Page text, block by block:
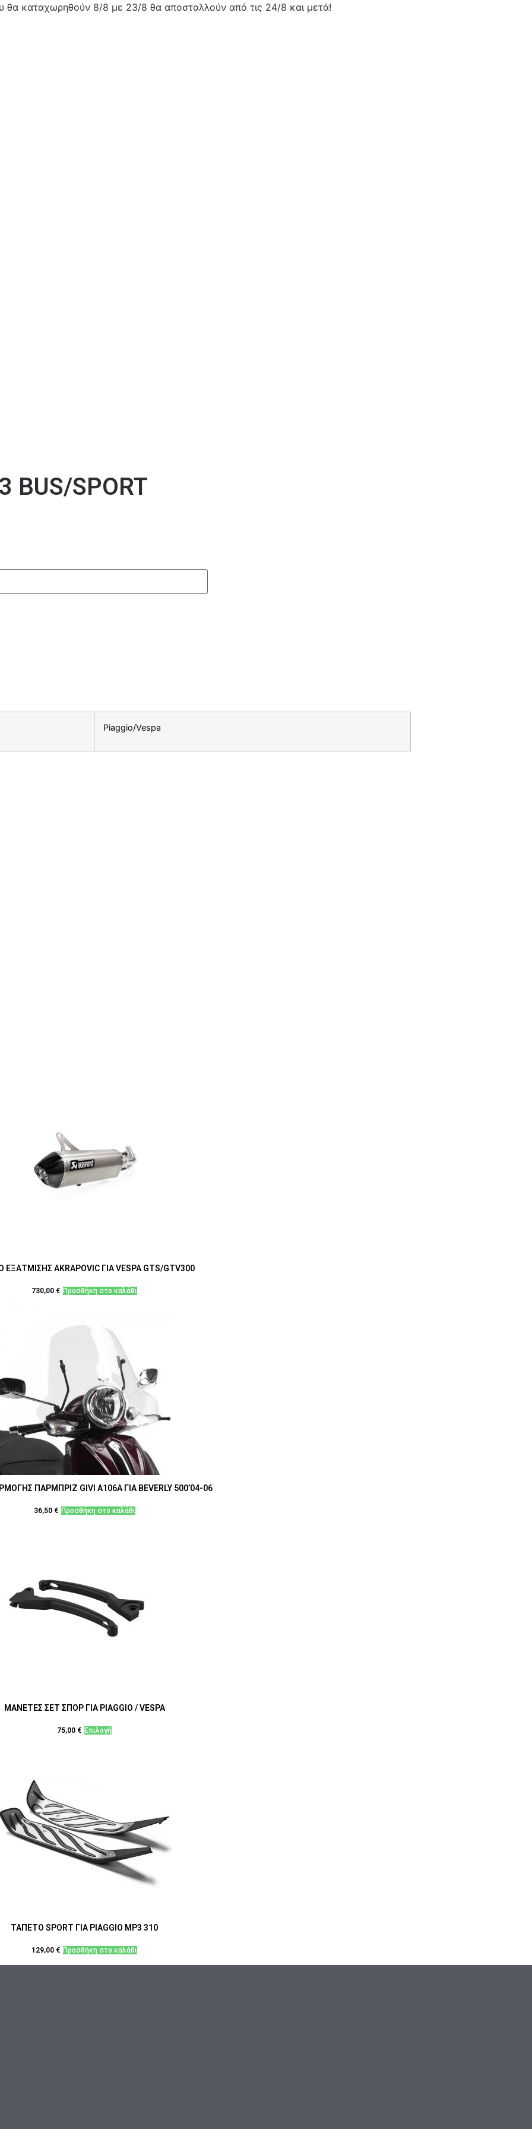
θα καταχωρηθούν 8/8 με 23/8 θα αποσταλλούν από τις 24/8 και μετά!
SPORT
Piaggio/Vespa
ΕΞΑΤΜΙΣΗΣ AKRAPOVIC ΓΙΑ VESPA GTS/GTV300
730,00 € Προσθήκη στο καλάθι
ΠΑΡΜΠΡΙΖ GIVI A106A ΓΙΑ BEVERLY 500’04-06
36,50 € Προσθήκη στο καλάθι
ΜΑΝΕΤΕΣ ΣΕΤ ΣΠΟΡ ΓΙΑ PIAGGIO / VESPA
75,00 € ΕπιλογήΑυτό
επιλογές
μπορούν
να
επιλεγούν
προϊόντος
ΤΑΠΕΤΟ SPORT ΓΙΑ PIAGGIO MP3 310
129,00 € Προσθήκη στο καλάθι